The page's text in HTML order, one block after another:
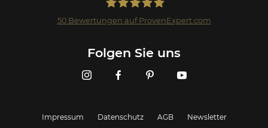
50Bewertungen auf ProvenExpert.com
Folgen Sie uns
Impressum Datenschutz AGB Newsletter